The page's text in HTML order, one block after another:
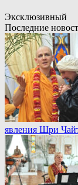
Эксклюзивный
Последние
явления Шри